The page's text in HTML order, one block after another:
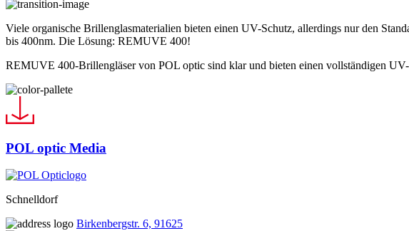
Viele organische Brillenglasmaterialien bieten einen UV-Schutz, allerdings nur den
bis 400nm. Die Lösung: REMUVE 400!
REMUVE 400-Brillengläser von POL optic sind klar und bieten einen vollständigen
POL optic Media
Schnelldorf
Birkenbergstr. 6, 91625